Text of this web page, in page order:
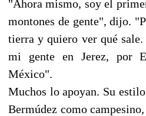
"Ahora mismo, soy el
montones de gente", dijo.
tierra y quiero ver qué
mi gente en Jerez, por
México".
Muchos lo apoyan. Su
Bermúdez como